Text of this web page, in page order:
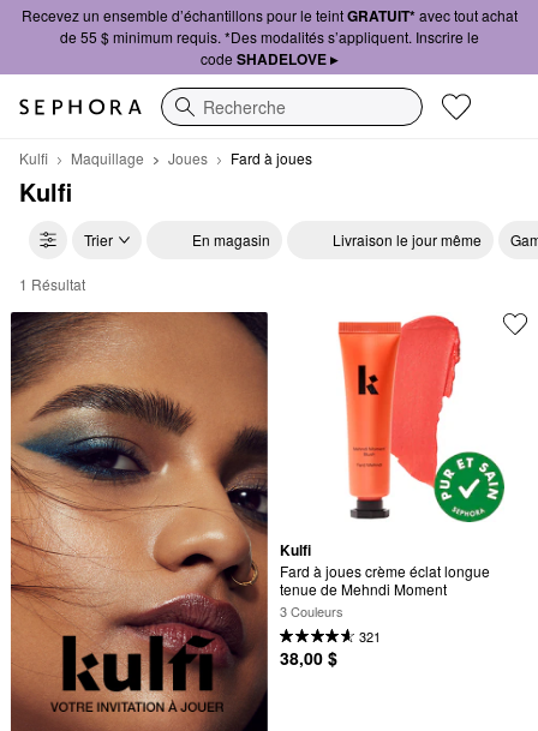
Recevez un ensemble d’échantillons pour le teintGRATUIT*avec tout achat
de 55 $ minimum requis. *Des modalités s’appliquent. Inscrire le
code SHADELOVE ▸
Recherche
Kulfi Maquillage Joues Fard à joues
Kulfi
Trier En magasin Livraison le jour même
Kulfi Fard à joues
1 Résultat
Kulfi
Fard à joues crème éclat longue
tenue de Mehndi Moment
3 Couleurs
321
38,00 $